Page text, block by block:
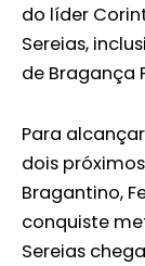
do líder
Sereias,
de Bragança
Para
dois
Bragantino,
conquiste
Sereias